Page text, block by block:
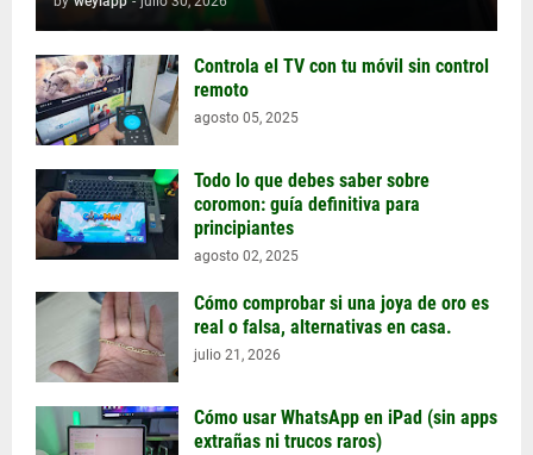
Controla el TV con tu móvil sin control
remoto
agosto 05, 2025
Todo lo que debes saber sobre
coromon: guía definitiva para
principiantes
agosto 02, 2025
Cómo comprobar si una joya de oro es
real o falsa, alternativas en casa.
julio 21, 2026
Cómo usar WhatsApp en iPad (sin apps
extrañas ni trucos raros)